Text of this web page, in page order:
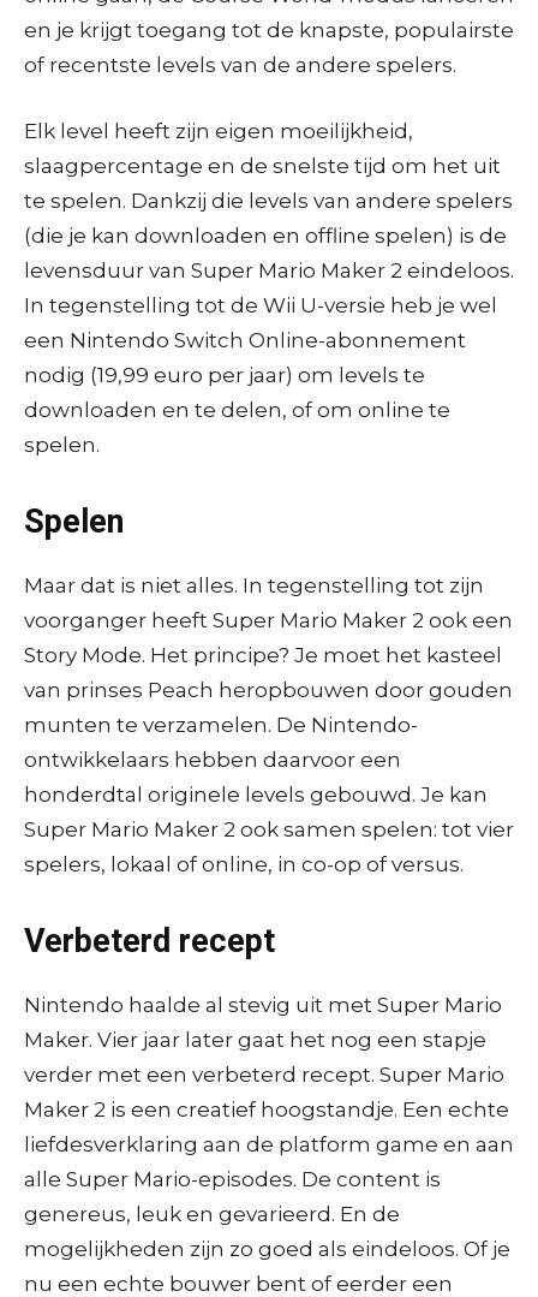
en je krijgt toegang tot de knapste, populairste
of recentste levels van de andere spelers.
Elk level heeft zijn eigen moeilijkheid,
slaagpercentage en de snelste tijd om het uit
te spelen. Dankzij die levels van andere spelers
(die je kan downloaden en offline spelen) is de
levensduur van Super Mario Maker 2 eindeloos.
In tegenstelling tot de Wii U-versie heb je wel
een Nintendo Switch Online-abonnement
nodig (19,99 euro per jaar) om levels te
downloaden en te delen, of om online te
spelen.
Spelen
Maar dat is niet alles. In tegenstelling tot zijn
voorganger heeft Super Mario Maker 2 ook een
Story Mode. Het principe? Je moet het kasteel
van prinses Peach heropbouwen door gouden
munten te verzamelen. De Nintendo-
ontwikkelaars hebben daarvoor een
honderdtal originele levels gebouwd. Je kan
Super Mario Maker 2 ook samen spelen: tot vier
spelers, lokaal of online, in co-op of versus.
Verbeterd recept
Nintendo haalde al stevig uit met Super Mario
Maker. Vier jaar later gaat het nog een stapje
verder met een verbeterd recept. Super Mario
Maker 2 is een creatief hoogstandje. Een echte
liefdesverklaring aan de platform game en aan
alle Super Mario-episodes. De content is
genereus, leuk en gevarieerd. En de
mogelijkheden zijn zo goed als eindeloos. Of je
nu een echte bouwer bent of eerder een